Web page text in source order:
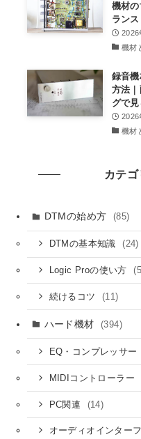
機材
ラン
2026
機材
録音
方法
グで
2026
機材
カテ
DTMの始め方 (85)
DTMの基本知識 (24)
Logic Proの使い方
続けるコツ (11)
ハード機材 (394)
EQ・コンプレッサー
MIDIコントローラー
PC関連 (14)
オーディオインター